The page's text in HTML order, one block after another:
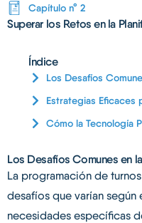
Capítulo n° 2
Superar los Retos en la
Índice
Los Desafíos
Estrategias Eficaces
Cómo la Tecnología
Los Desafíos Comunes en
La programación de
desafíos que varían
necesidades específicas